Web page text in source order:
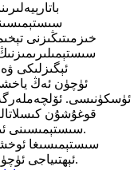
خىزمىتىڭىزنى
ئېگىزلىكى
ئۈسكۈنىسى.
ئېھتىياجى ئۈچۈن ئەڭ ياخشى ئالماشتۇرۇش ئۈسكۈنىسى.